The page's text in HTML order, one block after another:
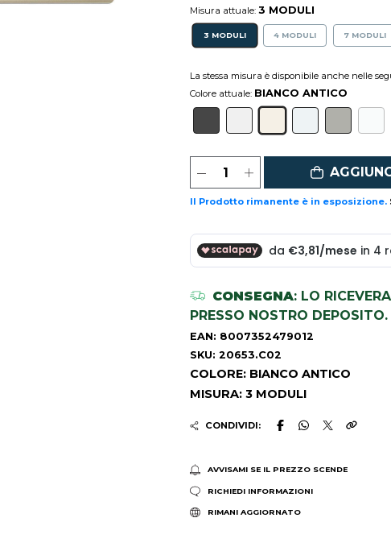
Misura attuale: 3 MODULI
3 MODULI 4 MODULI 7 MODULI
La stessa misura è disponibile anche nelle
Colore attuale: BIANCO ANTICO
Il Prodotto rimanente è in esposizione.
CONSEGNA: LO
PRESSO NOSTRO DEPOSITO.
EAN: 8007352479012
SKU: 20653.C02
COLORE: BIANCO ANTICO
MISURA: 3 MODULI
CONDIVIDI:
AVVISAMI SE IL PREZZO SCENDE
RICHIEDI INFORMAZIONI
RIMANI AGGIORNATO